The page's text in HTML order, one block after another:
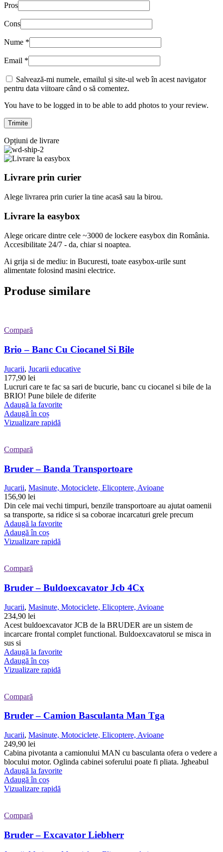
Pros
Cons
Nume *
Email *
Salvează-mi numele, emailul și site-ul web în acest navigator
pentru data viitoare când o să comentez.
You have to be logged in to be able to add photos to your review.
Opțiuni de livrare
Livrare prin curier
Alege livrarea prin curierla tine acasă sau la birou.
Livrare la easybox
Alege oricare dintre cele ~3000 de lockere easybox din România.
Accesibilitate 24/7 - da, chiar si noaptea.
Ai grija si de mediu: in Bucuresti, toate easybox-urile sunt
alimentate folosind masini electrice.
Produse similare
Compară
Brio – Banc Cu Ciocanel Si Bile
Jucarii, Jucarii educative
177,90 lei
Lucruri care te fac sa sari de bucurie, banc cu ciocanel si bile de la
BRIO! Pune bilele de diferite
Adaugă la favorite
Adaugă în coș
Vizualizare rapidă
Compară
Bruder – Banda Transportoare
Jucarii, Masinute, Motociclete, Elicoptere, Avioane
156,90 lei
Din cele mai vechi timpuri, benzile transportoare au ajutat oamenii
sa transporte, sa ridice si sa coborae incarcaturi grele precum
Adaugă la favorite
Adaugă în coș
Vizualizare rapidă
Compară
Bruder – Buldoexcavator Jcb 4Cx
Jucarii, Masinute, Motociclete, Elicoptere, Avioane
234,90 lei
Acest buldoexcavator JCB de la BRUDER are un sistem de
incarcare frontal complet functional. Buldoexcavatorul se misca in
sus si
Adaugă la favorite
Adaugă în coș
Vizualizare rapidă
Compară
Bruder – Camion Basculanta Man Tga
Jucarii, Masinute, Motociclete, Elicoptere, Avioane
249,90 lei
Cabina pivotanta a camionului MAN cu basculanta ofera o vedere a
blocului motor. Oglinda cabinei soferului poate fi pliata. Jgheabul
Adaugă la favorite
Adaugă în coș
Vizualizare rapidă
Compară
Bruder – Excavator Liebherr